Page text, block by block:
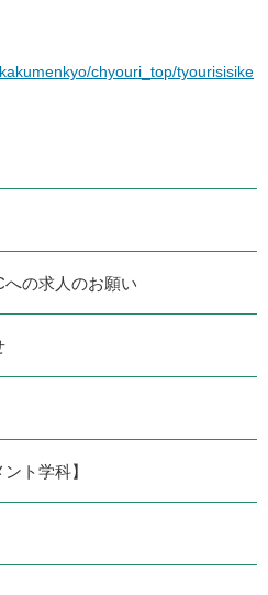
chyouri_top/tyourisisike
の求人のお願い
ト学科】